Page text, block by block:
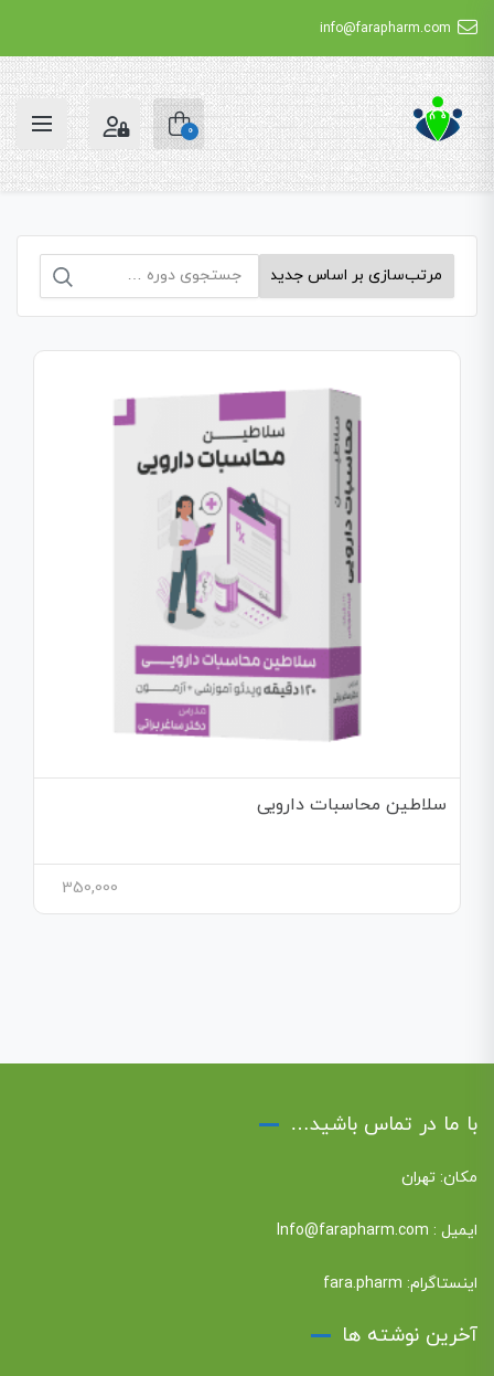
info@farapharm.com
0
جستجو
برای:
سلاطین محاسبات دارویی
350,000
با ما در تماس باشید…
مکان: تهران
ایمیل : Info@farapharm.com
اینستاگرام: fara.pharm
آخرین نوشته ها